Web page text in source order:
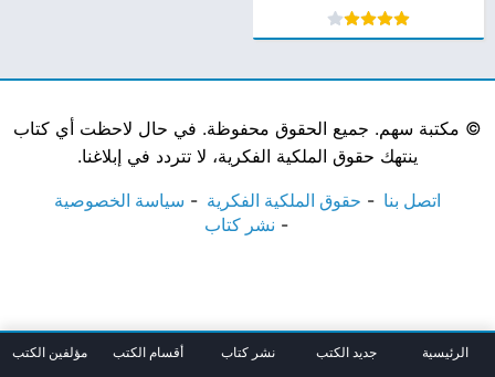
© مكتبة سهم. جميع الحقوق محفوظة. في حال لاحظت أي كتاب
ينتهك حقوق الملكية الفكرية، لا تتردد في إبلاغنا.
اتصل بنا حقوق الملكية الفكرية
سياسة الخصوصية
نشر كتاب
الرئيسية جديد الكتب نشر كتاب أقسام الكتب مؤلفين الكتب